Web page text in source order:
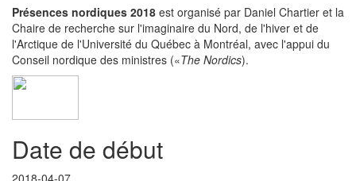
Présences nordiques 2018 est organisé par Daniel Chartier et la
Chaire de recherche sur l'imaginaire du Nord, de l'hiver et de
l'Arctique de l'Université du Québec à Montréal, avec l'appui du
Conseil nordique des ministres («The Nordics).
Date de début